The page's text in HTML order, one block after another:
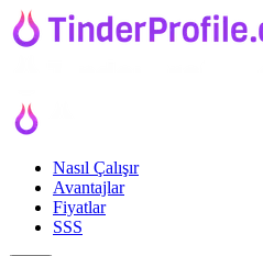
Nasıl Çalışır
Avantajlar
Fiyatlar
SSS